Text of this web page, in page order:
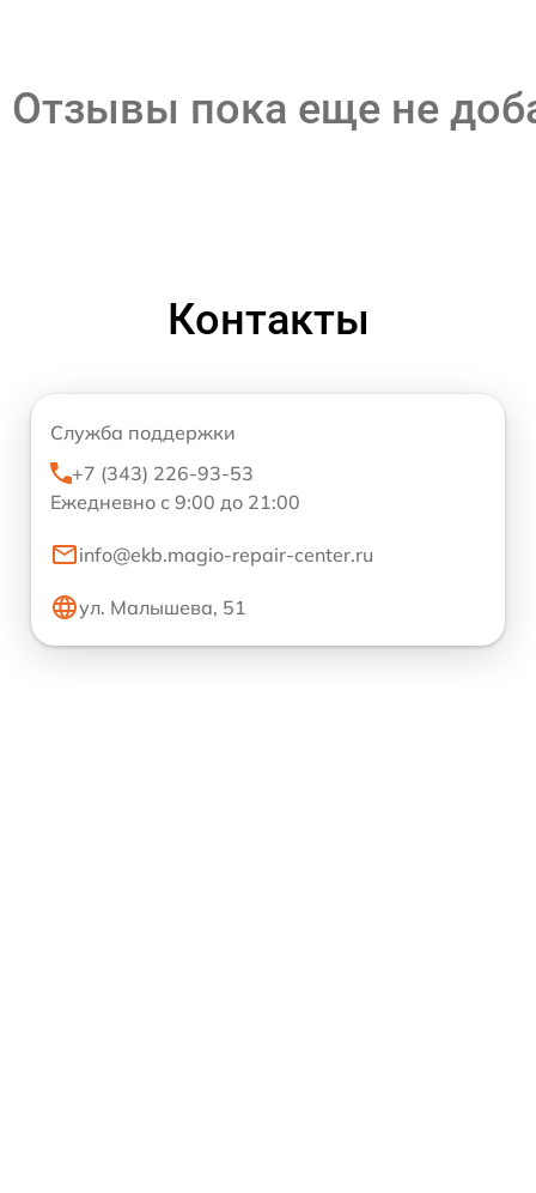
Отзывы пока еще не
Контакты
Служба поддержки
+7 (343) 226-93-53
Ежедневно с 9:00 до 21:00
info@ekb.magio-repair-center.ru
ул. Малышева, 51